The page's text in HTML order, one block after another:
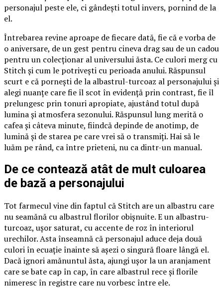
personajul peste ele, ci gândești totul invers, pornind de la
el.
Întrebarea revine aproape de fiecare dată, fie că e vorba de
o aniversare, de un gest pentru cineva drag sau de un cadou
pentru un colecționar al universului ăsta. Ce culori merg cu
Stitch și cum le potrivești cu perioada anului. Răspunsul
scurt e că pornești de la albastrul-turcoaz al personajului și
alegi nuanțe care fie îl scot în evidență prin contrast, fie îl
prelungesc prin tonuri apropiate, ajustând totul după
lumina și atmosfera sezonului. Răspunsul lung merită o
cafea și câteva minute, fiindcă depinde de anotimp, de
lumină și de starea pe care vrei să o transmiți. Hai să le
luăm pe rând, ca între prieteni, nu ca dintr-un manual.
De ce contează atât de mult culoarea
de bază a personajului
Tot farmecul vine din faptul că Stitch are un albastru care
nu seamănă cu albastrul florilor obișnuite. E un albastru-
turcoaz, ușor saturat, cu accente de roz în interiorul
urechilor. Asta înseamnă că personajul aduce deja două
culori în ecuație înainte să așezi o singură floare lângă el.
Dacă ignori amănuntul ăsta, ajungi ușor la un aranjament
care se bate cap în cap, în care albastrul rece și florile
nimeresc în registre care nu vorbesc între ele.